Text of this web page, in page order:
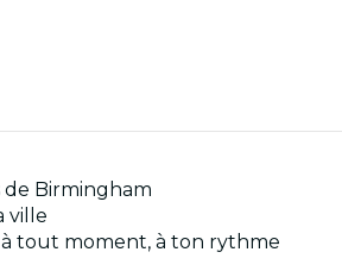
de Birmingham
ville
tout moment, à ton rythme